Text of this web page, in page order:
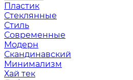
Пластик
Стеклянные
Стиль
Современные
Модерн
Скандинавский
Минимализм
Хай тек